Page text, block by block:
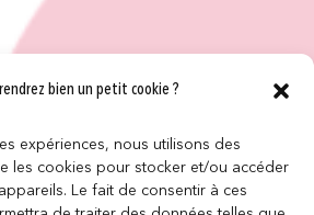
bien un petit cookie ?
expériences, nous utilisons des
les cookies pour stocker et/ou accéder
Le fait de consentir à ces